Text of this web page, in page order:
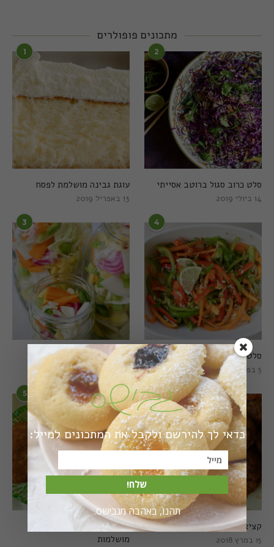
מתכונים פופולרים
1
עוגת גבינה מושלמת לפסח
13 באפריל 2019
2
סלט כרוב סגול ברוטב אסייתי
14 ביולי 2019
3
חמוצים מהירים
1 באוגוסט 2022
4
סלט פלפלים טרי וצבעוני
5 בפברואר 2021
5
קציצות כרישה טבעוניות
מושלמות
6
קציצות כרישה מושלמות
15 במרץ 2018
כדאי לך להירשם ולקבל את המתכונים למייל:
שלח!
תהנו, באהבה מגבישס.